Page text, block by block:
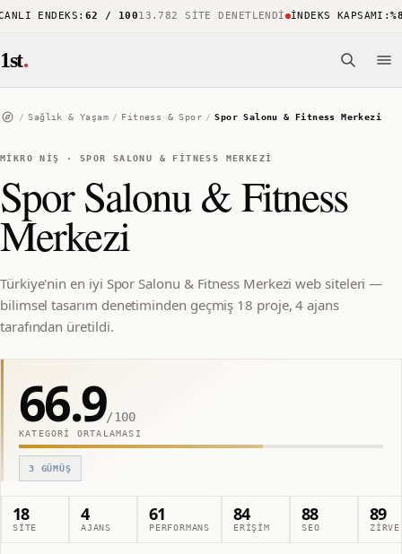
ENDEKS:62 / 10013.782 SITE DENETLENDI İNDEKS KAPSAMI:%88
1st.
/ Sağlık & Yaşam / Fitness & Spor / Spor Salonu & Fitness Merkezi
MIKRO NIŞ · SPOR SALONU & FITNESS MERKEZI
Spor Salonu & Fitness
Merkezi
Türkiye'nin en iyi Spor Salonu & Fitness Merkezi web siteleri —
bilimsel tasarım denetiminden geçmiş 18 proje, 4 ajans
tarafından üretildi.
66.9/100
KATEGORI ORTALAMASI
3 GÜMÜŞ
18
SITE
4
AJANS
61
PERFORMANS
84
ERIŞIM
88
SEO
89
ZIRVE